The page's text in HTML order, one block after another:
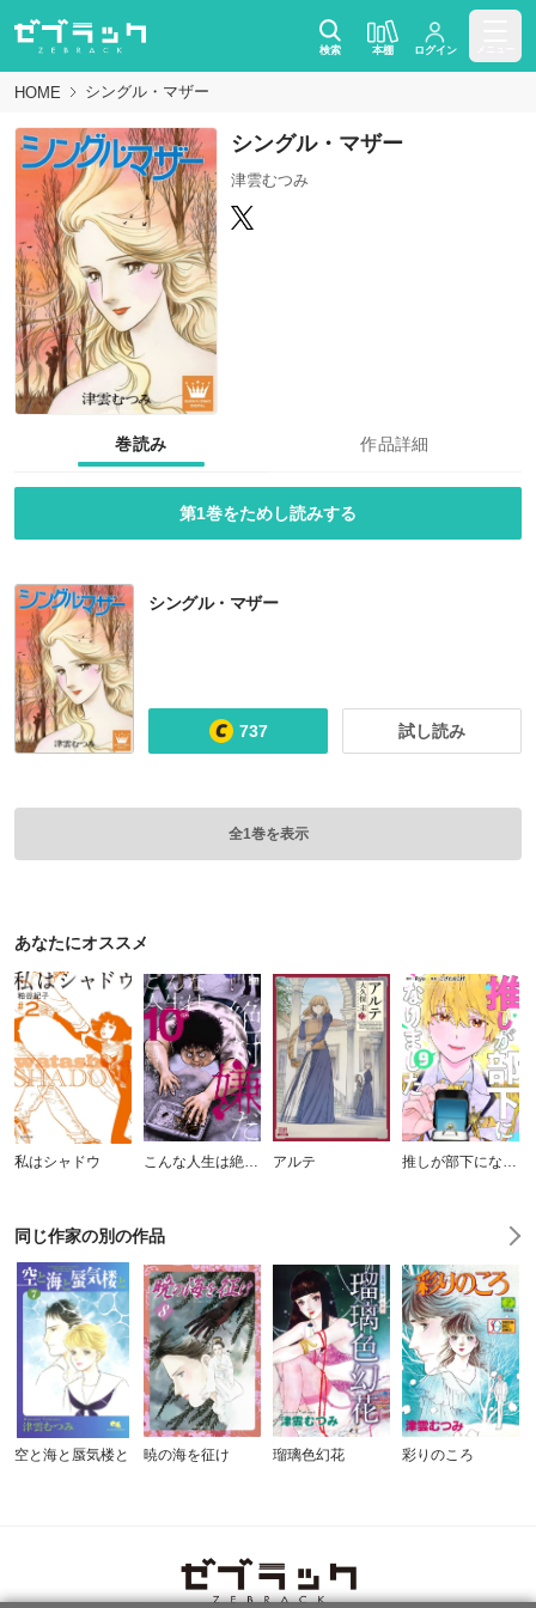
検索 本棚 ログイン
HOME シングル・マザー
シングル・マザー
津雲むつみ
巻読み 作品詳細
第1巻をためし読みする
シングル・マザー
737 試し読み
全1巻を表示
あなたにオススメ
私はシャドウ こんな人生は絶対嫌だ アルテ 推しが部下になりました
同じ作家の別の作品
空と海と蜃気楼と 暁の海を征け 瑠璃色幻花 彩りのころ